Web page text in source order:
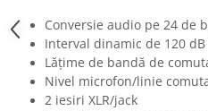
Microfoane pentru instrumente
Microfoane USB - Podcast,
Seturi de microfoane
Sisteme wireless
Conversie audio pe 24 de
Interval dinamic de 120 dB
Lățime de bandă de
Nivel microfon/linie
2 iesiri XLR/jack